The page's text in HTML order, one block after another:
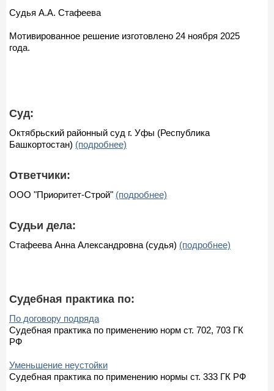
Судья А.А. Стафеева
Мотивированное решение изготовлено 24 ноября 2025
года.
Суд:
Октябрьский районный суд г. Уфы (Республика
Башкортостан) (подробнее)
Ответчики:
ООО "Приоритет-Строй" (подробнее)
Судьи дела:
Стафеева Анна Александровна (судья) (подробнее)
Судебная практика по:
По договору подряда
Судебная практика по применению норм ст. 702, 703 ГК
РФ
Уменьшение неустойки
Судебная практика по применению нормы ст. 333 ГК РФ